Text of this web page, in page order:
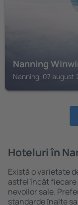
Nanning
Nanning, 07 august
Hoteluri în
Există o varietate
astfel încât
nevoilor sale.
standarde ȋnalte